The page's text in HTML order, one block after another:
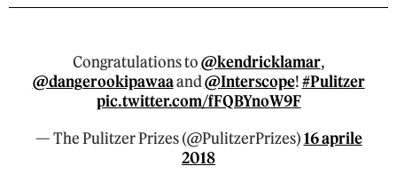
Congratulations to@kendricklamar,
@dangerookipawaaand@Interscope!#Pulitzer
pic.twitter.com/fFQBYnoW9F
— The Pulitzer Prizes (@PulitzerPrizes)16 aprile
2018